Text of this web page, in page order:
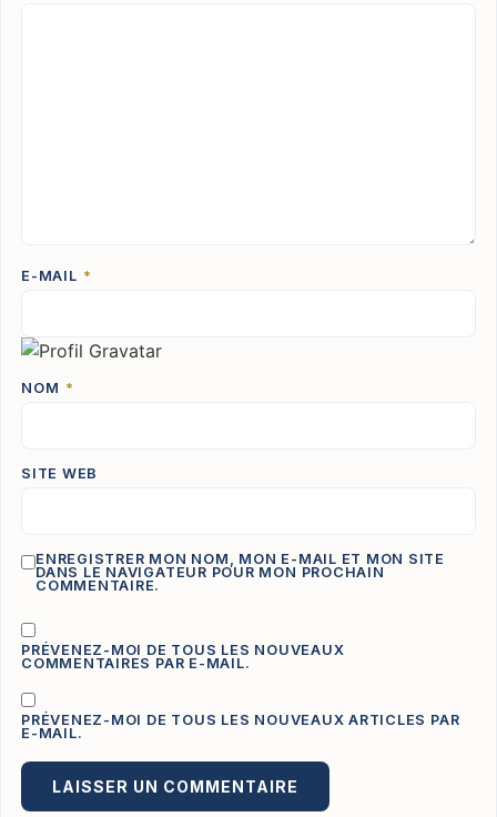
E-MAIL *
NOM *
SITE WEB
ENREGISTRER MON NOM, MON E-MAIL ET MON SITE
DANS LE NAVIGATEUR POUR MON PROCHAIN
COMMENTAIRE.
PRÉVENEZ-MOI DE TOUS LES NOUVEAUX
COMMENTAIRES PAR E-MAIL.
PRÉVENEZ-MOI DE TOUS LES NOUVEAUX ARTICLES PAR
E-MAIL.